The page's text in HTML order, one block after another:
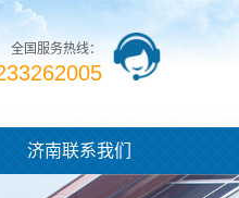
全国服务热线：
济南联系我们